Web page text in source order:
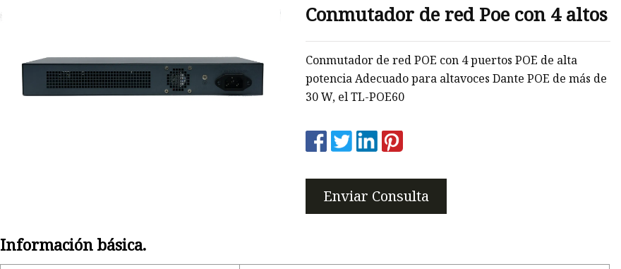
Verdadero estéreo inalámbrico
Conmutador de red Poe con 4 altos
Conmutador de red POE con 4 puertos POE de alta
potencia Adecuado para altavoces Dante POE de más de
30 W, el TL-POE60
Enviar Consulta
Información básica.